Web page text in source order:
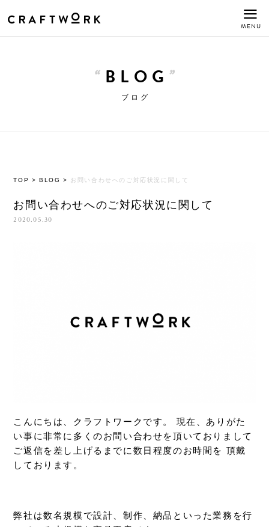
MENU
BLOG
ブログ
TOP > BLOG > お問い合わせへのご対応状況に関して
お問い合わせへのご対応状況に関して
2020.05.30
こんにちは、クラフトワークです。 現在、ありがた
い事に非常に多くのお問い合わせを頂いておりまして
ご返信を差し上げるまでに数日程度のお時間を 頂戴
しております。
弊社は数名規模で設計、制作、納品といった業務を行